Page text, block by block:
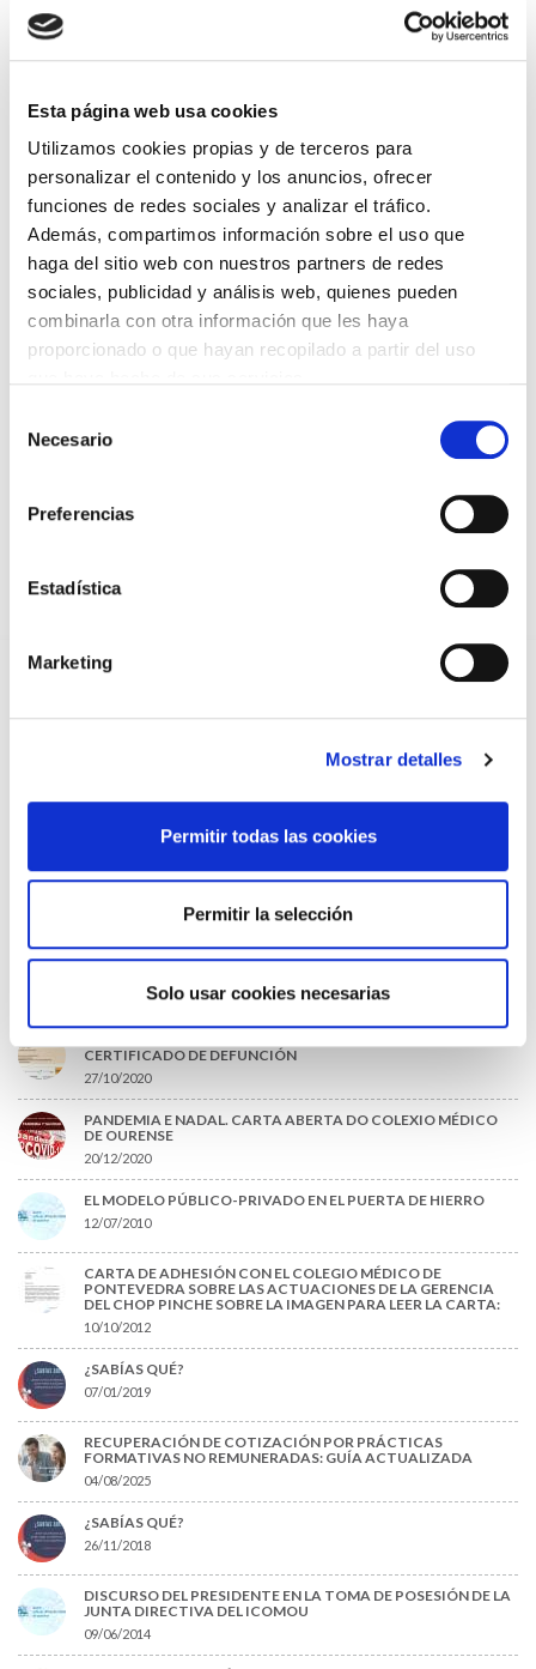
Esta página web usa cookies
Utilizamos cookies propias y de terceros para
personalizar el contenido y los anuncios, ofrecer
funciones de redes sociales y analizar el tráfico.
Además, compartimos información sobre el uso que
haga del sitio web con nuestros partners de redes
sociales, publicidad y análisis web, quienes pueden
combinarla con otra información que les haya
proporcionado o que hayan recopilado a partir del uso
Necesario
Preferencias
Estadística
Marketing
Mostrar detalles
Permitir todas las cookies
Permitir la selección
Solo usar cookies necesarias
DESTACADAS
LA ALIANZA MÉDICA POR LA SALUD PLANETARIA SE ADHIERE
PREMIOS DE LA REAL ACADEMIA DE MEDICINA DE GALICIA
2026
31/07/2026
CARTA DEL PRESIDENTE DE MUTUAL MÉDICA SOBRE LA
REFORMA DE LAS MUTUALIDADES ALTERNATIVAS Y LA
PASARELA AL RETA
28/07/2026
EL COLEGIO MÉDICO DE OURENSE CONVOCA EL I CERTAMEN
DE CASOS CLÍNICOS PARA MÉDICOS INTERNOS RESIDENTES
(MIR)
13/07/2026
CONDICIONES DE LOS MÉDICOS QUE ATIENDEN A
MUTUALISTAS
EL COLEGIO DE MÉDICOS DE OURENSE EXIGE MEDIDAS
URGENTES ANTE LA SITUACIÓN CRÍTICA DEL SERVICIO DE
INFORME SOBRE LA CONSOLIDACIÓN DE GRADO A LAS/LOS
DE PAÍS»
GRABACIONES EN CONSULTAS MÉDICAS: RECURSOS
INFORMATIVOS Y CARTELERÍA PARA PROFESIONALES
CERTIFICADO DE DEFUNCIÓN
27/10/2020
PANDEMIA E NADAL. CARTA ABERTA DO COLEXIO MÉDICO
DE OURENSE
20/12/2020
EL MODELO PÚBLICO-PRIVADO EN EL PUERTA DE HIERRO
12/07/2010
CARTA DE ADHESIÓN CON EL COLEGIO MÉDICO DE
PONTEVEDRA SOBRE LAS ACTUACIONES DE LA GERENCIA
DEL CHOP PINCHE SOBRE LA IMAGEN PARA LEER LA CARTA:
10/10/2012
¿SABÍAS QUÉ?
07/01/2019
RECUPERACIÓN DE COTIZACIÓN POR PRÁCTICAS
FORMATIVAS NO REMUNERADAS: GUÍA ACTUALIZADA
04/08/2025
¿SABÍAS QUÉ?
26/11/2018
DISCURSO DEL PRESIDENTE EN LA TOMA DE POSESIÓN DE LA
JUNTA DIRECTIVA DEL ICOMOU
09/06/2014